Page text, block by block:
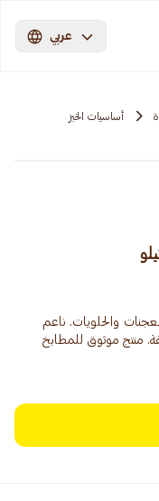
عربي
أساسيات الخبز
والحلويات. ناعم
منتج موثوق للمطابخ